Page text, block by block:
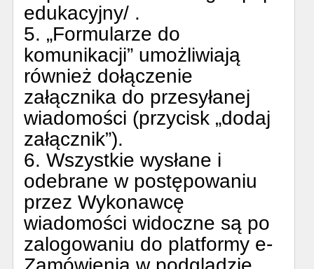
edukacyjny/ .
5. „Formularze do
komunikacji” umożliwiają
również dołączenie
załącznika do przesyłanej
wiadomości (przycisk „dodaj
załącznik”).
6. Wszystkie wysłane i
odebrane w postępowaniu
przez Wykonawcę
wiadomości widoczne są po
zalogowaniu do platformy e-